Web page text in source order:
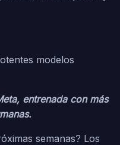
modelos
entrenada con más
semanas? Los